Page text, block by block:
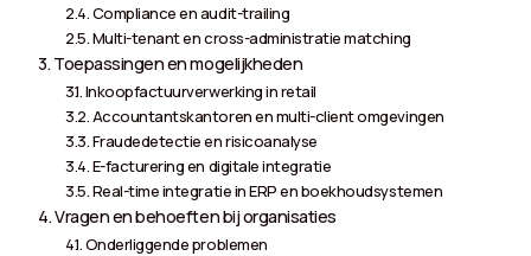
Compliance en audit-trailing
Multi-tenant en cross-administratie matching
Toepassingen en mogelijkheden
Inkoopfactuurverwerking in retail
Accountantskantoren en multi-client omgevingen
Fraudedetectie en risicoanalyse
E-facturering en digitale integratie
Real-time integratie in ERP en boekhoudsystemen
Vragen en behoeften bij organisaties
Onderliggende problemen